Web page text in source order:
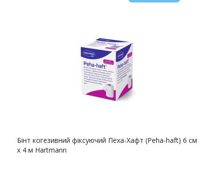
Бінт когезивний фіксуючий Пеха-Хафт (Peha-haft) 6 см
х 4 м Hartmann